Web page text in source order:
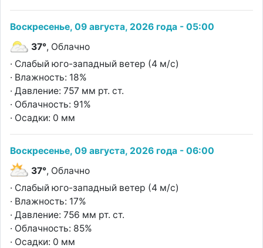
Воскресенье, 09 августа, 2026 года - 05:00
37°, Облачно
· Слабый юго-западный ветер (4 м/с)
· Влажность: 18%
· Давление: 757 мм рт. ст.
· Облачность: 91%
· Осадки: 0 мм
Воскресенье, 09 августа, 2026 года - 06:00
37°, Облачно
· Слабый юго-западный ветер (4 м/с)
· Влажность: 17%
· Давление: 756 мм рт. ст.
· Облачность: 85%
· Осадки: 0 мм